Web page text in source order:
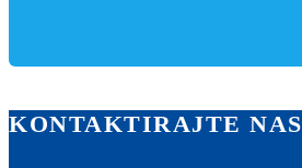
KONTAKTIRAJTE NAS